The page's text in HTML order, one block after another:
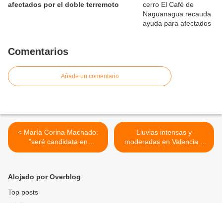
afectados por el doble terremoto
Comentarios
Añade un comentario
< María Corina Machado:
"seré candidata en
elecciones libres" en
Lluvias intensas y
moderadas en Valencia y
diversos municipios de
Alojado por Overblog
Top posts